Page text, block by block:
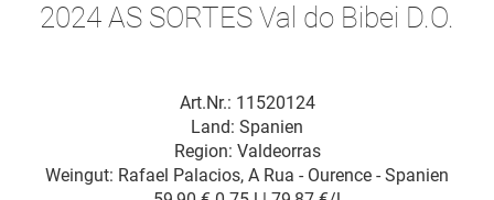
2024 AS SORTES Val do Bibei D.O.
Art.Nr.: 11520124
Region: Valdeorras
Land: Spanien
Weingut: Rafael Palacios, A Rua - Ourence - Spanien